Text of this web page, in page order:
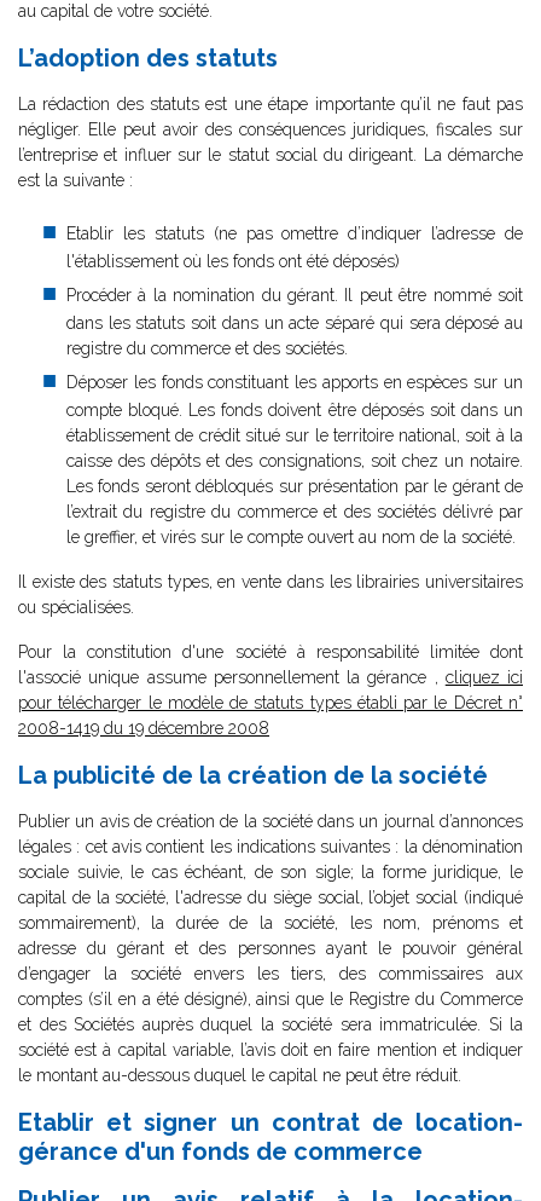
au capital de votre société.
L’adoption des statuts
La rédaction des statuts est une étape importante qu’il ne faut pas
négliger. Elle peut avoir des conséquences juridiques, fiscales sur
l’entreprise et influer sur le statut social du dirigeant. La démarche
est la suivante :
Etablir les statuts (ne pas omettre d’indiquer l’adresse de
l'établissement où les fonds ont été déposés)
Procéder à la nomination du gérant. Il peut être nommé soit
dans les statuts soit dans un acte séparé qui sera déposé au
registre du commerce et des sociétés.
Déposer les fonds constituant les apports en espèces sur un
compte bloqué. Les fonds doivent être déposés soit dans un
établissement de crédit situé sur le territoire national, soit à la
caisse des dépôts et des consignations, soit chez un notaire.
Les fonds seront débloqués sur présentation par le gérant de
l’extrait du registre du commerce et des sociétés délivré par
le greffier, et virés sur le compte ouvert au nom de la société.
Il existe des statuts types, en vente dans les librairies universitaires
ou spécialisées.
Pour la constitution d'une société à responsabilité limitée dont
l'associé unique assume personnellement la gérance , cliquez ici
pour télécharger le modèle de statuts types établi par le Décret n°
2008-1419 du 19 décembre 2008
La publicité de la création de la société
Publier un avis de création de la société dans un journal d’annonces
légales : cet avis contient les indications suivantes : la dénomination
sociale suivie, le cas échéant, de son sigle; la forme juridique, le
capital de la société, l'adresse du siège social, l’objet social (indiqué
sommairement), la durée de la société, les nom, prénoms et
adresse du gérant et des personnes ayant le pouvoir général
d’engager la société envers les tiers, des commissaires aux
comptes (s’il en a été désigné), ainsi que le Registre du Commerce
et des Sociétés auprès duquel la société sera immatriculée. Si la
société est à capital variable, l’avis doit en faire mention et indiquer
le montant au-dessous duquel le capital ne peut être réduit.
Etablir et signer un contrat de location-
gérance d'un fonds de commerce